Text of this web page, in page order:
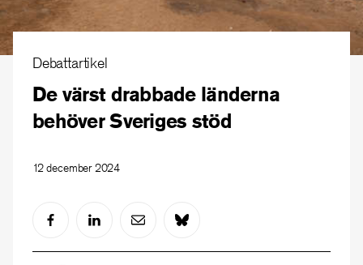
Debattartikel
De värst drabbade länderna
behöver Sveriges stöd
12 december 2024